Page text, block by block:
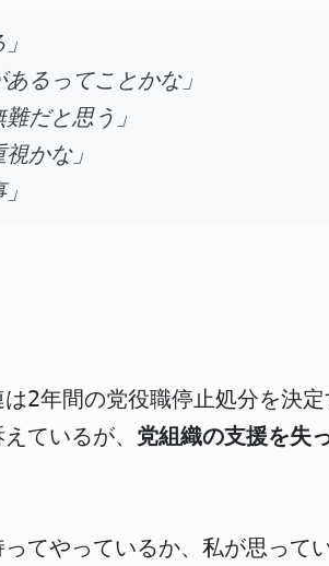
るってことかな」
だと思う」
かな」
2年間の党役職停止処分を決
ているが、 党組織の支援を失
てやっているか、私が思って